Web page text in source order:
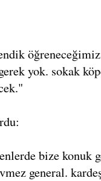
yok. sokak
bize konuk
general.